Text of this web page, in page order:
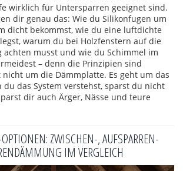
wirklich für Untersparren geeignet sind.
dir genau das: Wie du Silikonfugen um
dicht bekommst, wie du eine luftdichte
warum du bei Holzfenstern auf die
achten musst und wie du Schimmel im
– denn die Prinzipien sind
nicht um die Dämmplatte. Es geht um das
du das System verstehst, sparst du nicht
dir auch Ärger, Nässe und teure
ZWISCHEN-, AUFSPARREN-
IM VERGLEICH